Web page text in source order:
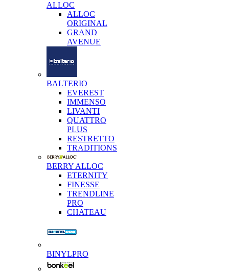
ALLOC
ALLOC
ORIGINAL
GRAND
AVENUE
BALTERIO
EVEREST
IMMENSO
LIVANTI
QUATTRO
PLUS
RESTRETTO
TRADITIONS
BERRY ALLOC
ETERNITY
FINESSE
TRENDLINE
PRO
CHATEAU
BINYLPRO